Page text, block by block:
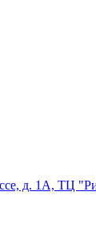
д. 1А, ТЦ